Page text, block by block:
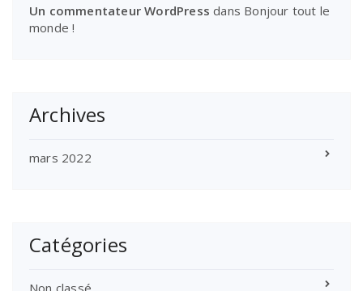
Un commentateur WordPress dans Bonjour tout le
monde !
Archives
mars 2022
Catégories
Non classé